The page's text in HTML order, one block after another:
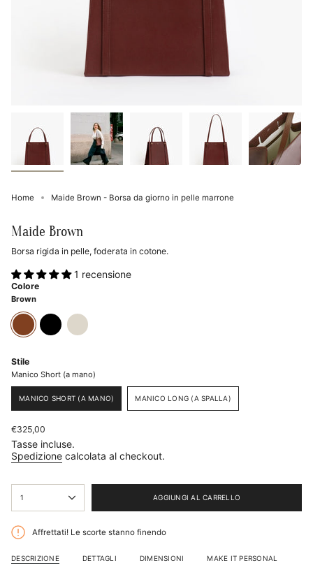
Home Maide Brown - Borsa da giorno in pelle marrone
Maide Brown
Borsa rigida in pelle, foderata in cotone.
1 recensione
Colore
Brown
brownblack cream
Stile
Manico Short (a mano)
MANICO SHORT (A MANO)
DISPONIBILE
MANICO LONG (A SPALLA)
Prezzo
base
€325,00
Tasse incluse.
Spedizione calcolata al checkout.
<span
class=\"quantity-
cart\">
{{
}}
1 AGGIUNGI AL CARRELLO
Affrettati! Le scorte stanno finendo
DESCRIZIONE DETTAGLI DIMENSIONI MAKE IT PERSONAL